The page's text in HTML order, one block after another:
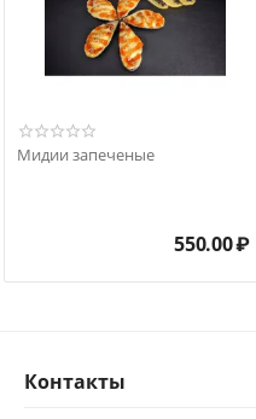
Мидии запеченые
550.00₽
Контакты